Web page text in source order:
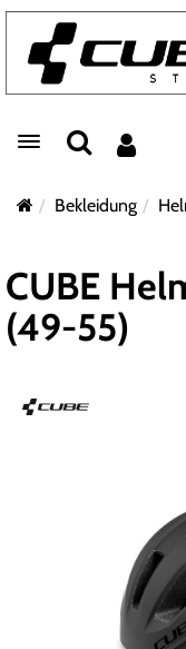
Toggle navigation
Bekleidung
CUBE
(49-55)